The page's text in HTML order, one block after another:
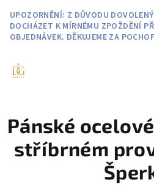
obsah
UPOZORNĚNÍ: Z DŮVODU
DOCHÁZET K MÍRNÉMU ZPOŽDĚNÍ
OBJEDNÁVEK. DĚKUJEME ZA
Pánské
stříbrném